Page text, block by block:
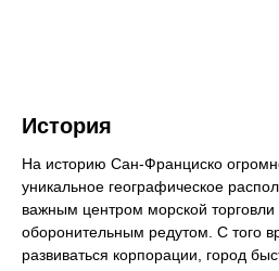
История
На историю Сан-Франциско
уникальное географическое
важным центром морской
оборонительным редутом. С того
развиваться корпорации, город